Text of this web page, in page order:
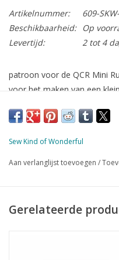
Artikelnummer:
609-
Beschikbaarheid:
Op
Levertijd:
2 tot 4
patroon voor de QCR Mini
voor het maken van een
engels
Sew Kind of Wonderful
Aan verlanglijst toevoegen /
Gerelateerde